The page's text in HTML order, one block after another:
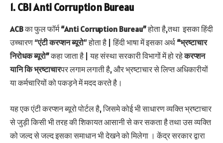
1. CBI Anti Corruption Bureau
ACBका फुल फॉर्म“Anti Corruption Bureau”होता है,तथा इसका हिंदी
उच्चारण “एंटी करप्शन ब्यूरो” होता है | हिंदी भाषा में इसका अर्थ “भ्रष्टाचार
निरोधक ब्यूरो”कहा जाता है | यह संस्था सरकारी विभागों में हो रहेकरप्शन
यानि कि भ्रष्टाचारपर लगाम लगाती है, और भ्रष्टाचार से लिप्त अधिकारीयों
या कर्मचारियों को पकड़ने में मदद करते है।
यह एक एंटी करप्शन ब्यूरो पोर्टल है, जिसमे कोई भी साधारण व्यक्ति भ्रष्टाचार
से जुड़ी किसी भी तरह की शिकायत आसानी से कर सकता है तथा उस व्यक्ति
को जल्द से जल्द इसका समाधान भी देखने को मिलेगा । केंद्र सरकार द्वारा